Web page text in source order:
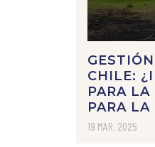
CHILE:
PARA LA
PARA LA
19 MAR, 2025